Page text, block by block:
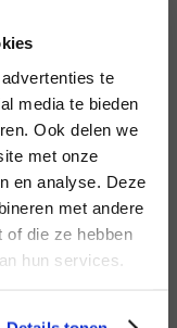
te
media te bieden
Ook delen we
met onze
en analyse. Deze
met andere
of die ze hebben
hun services.
Trust